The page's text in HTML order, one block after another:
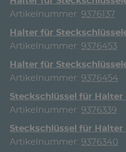
Artikelnummer: 9376137
Halter für
Artikelnummer: 9376453
Halter für
Artikelnummer: 9376454
Steckschlüssel für Halter
Artikelnummer: 9376339
Steckschlüssel für Halter
Artikelnummer: 9376340